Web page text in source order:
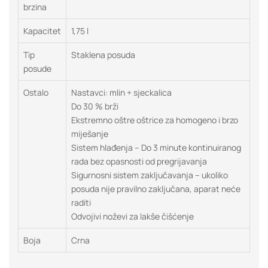
brzina
Kapacitet 1,75 l
Tip
posude
Staklena posuda
Ostalo
Nastavci: mlin + sjeckalica
Do 30 % brži
Ekstremno oštre oštrice za homogeno i brzo
miješanje
Sistem hlađenja – Do 3 minute kontinuiranog
rada bez opasnosti od pregrijavanja
Sigurnosni sistem zaključavanja – ukoliko
posuda nije pravilno zaključana, aparat neće
raditi
Odvojivi noževi za lakše čišćenje
Boja Crna